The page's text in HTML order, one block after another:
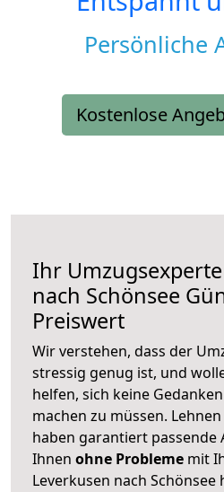
Persönliche
Kostenlose
Ihr
nach Schönsee
Preiswert
Wir verstehen, dass der
stressig genug ist, und
helfen, sich keine
machen zu müssen.
haben garantiert passende
Ihnen ohne Probleme mit
Leverkusen nach Schönsee